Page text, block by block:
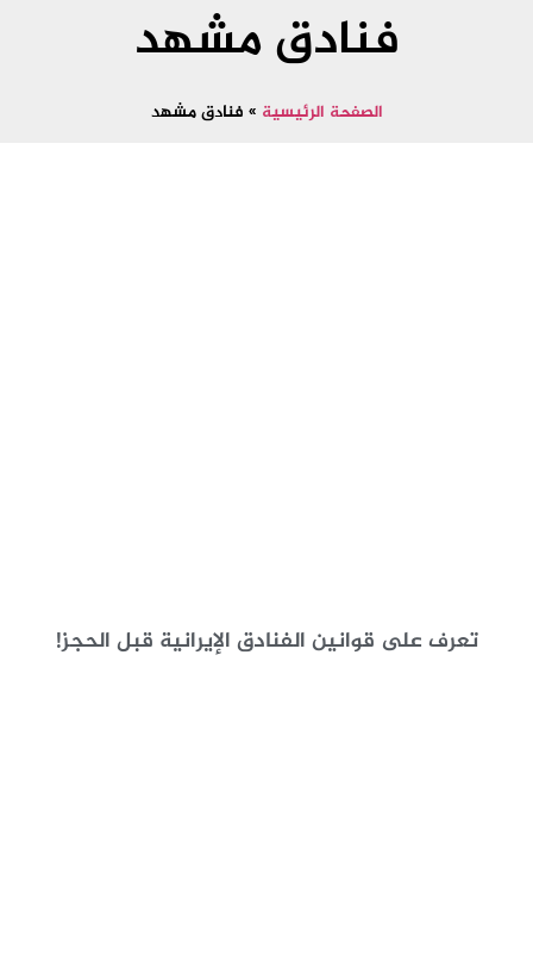
فنادق مشهد
الصفحة الرئيسية » فنادق مشهد
تعرف على قوانين الفنادق الإيرانية قبل الحجز!